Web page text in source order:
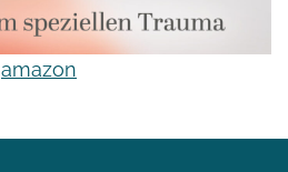
amazon